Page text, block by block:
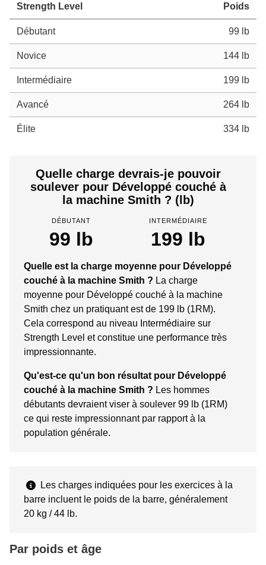
Strength Level Poids
Débutant 99 lb
Novice 144 lb
Intermédiaire 199 lb
Avancé 264 lb
Élite 334 lb
Quelle charge devrais-je pouvoir
soulever pour Développé couché à
la machine Smith ? (lb)
DÉBUTANT
99 lb
INTERMÉDIAIRE
199 lb
Quelle est la charge moyenne pour Développé
couché à la machine Smith ? La charge
moyenne pour Développé couché à la machine
Smith chez un pratiquant est de 199 lb (1RM).
Cela correspond au niveau Intermédiaire sur
Strength Level et constitue une performance très
impressionnante.
Qu'est-ce qu'un bon résultat pour Développé
couché à la machine Smith ? Les hommes
débutants devraient viser à soulever 99 lb (1RM)
ce qui reste impressionnant par rapport à la
population générale.
Les charges indiquées pour les exercices à la
barre incluent le poids de la barre, généralement
20 kg / 44 lb.
Par poids et âge